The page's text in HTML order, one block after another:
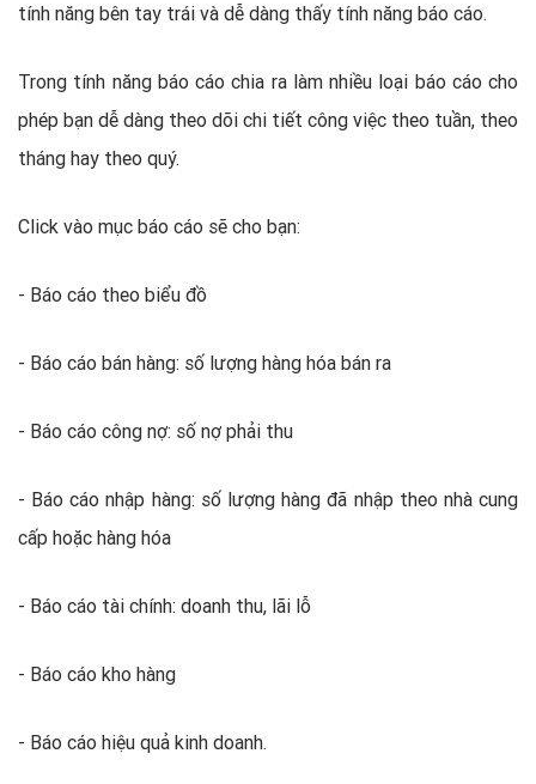
tính năng bên tay trái và dễ dàng thấy tính năng báo cáo.
Trong tính năng báo cáo chia ra làm nhiều loại báo cáo cho
phép bạn dễ dàng theo dõi chi tiết công việc theo tuần, theo
tháng hay theo quý.
Click vào mục báo cáo sẽ cho bạn:
- Báo cáo theo biểu đồ
- Báo cáo bán hàng: số lượng hàng hóa bán ra
- Báo cáo công nợ: số nợ phải thu
- Báo cáo nhập hàng: số lượng hàng đã nhập theo nhà cung
cấp hoặc hàng hóa
- Báo cáo tài chính: doanh thu, lãi lỗ
- Báo cáo kho hàng
- Báo cáo hiệu quả kinh doanh.